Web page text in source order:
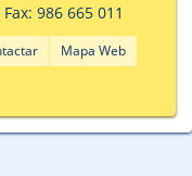
986 665 011
Mapa Web